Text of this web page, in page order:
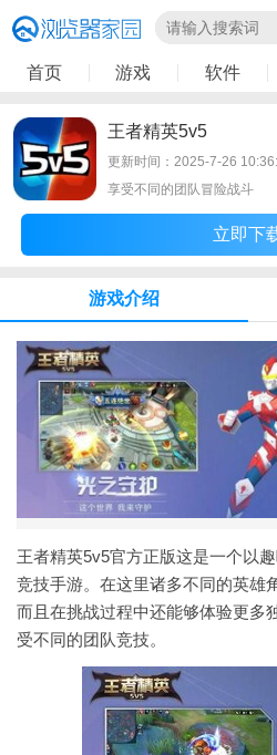
首页 游戏 软件
王者精英5v5
更新时间：2025-7-26
享受不同的团队冒险战斗
立即下
游戏介绍
王者精英5v5官方正版这是一个以
竞技手游。在这里诸多不同的英雄
而且在挑战过程中还能够体验更多
受不同的团队竞技。